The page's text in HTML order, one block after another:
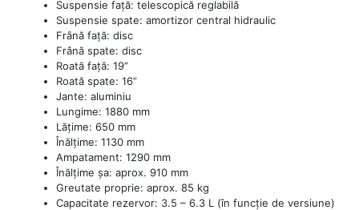
Suspensie față: telescopică reglabilă
Suspensie spate: amortizor central hidraulic
Frână față: disc
Frână spate: disc
Roată față: 19”
Roată spate: 16”
Jante: aluminiu
Lungime: 1880 mm
Lățime: 650 mm
Înălțime: 1130 mm
Ampatament: 1290 mm
Înălțime șa: aprox. 910 mm
Greutate proprie: aprox. 85 kg
Capacitate rezervor: 3.5 – 6.3 L (în funcție de versiune)